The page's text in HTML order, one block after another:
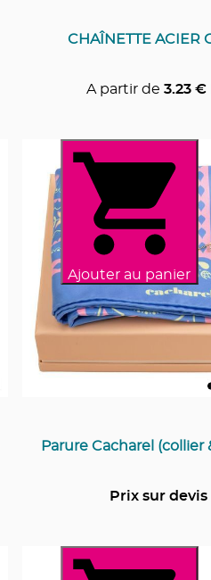
CHAÎNETTE ACIER
A partir de 3.23€
Ajouter au panier
Parure Cacharel (collier
Prix sur devis